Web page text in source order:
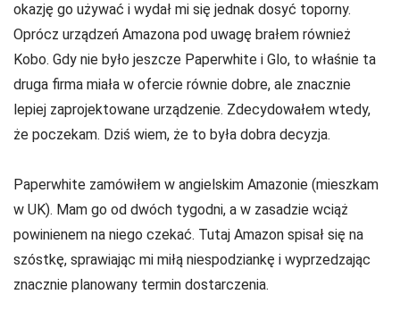
okazję go używać i wydał mi się jednak dosyć toporny.
Oprócz urządzeń Amazona pod uwagę brałem również
Kobo. Gdy nie było jeszcze Paperwhite i Glo, to właśnie ta
druga firma miała w ofercie równie dobre, ale znacznie
lepiej zaprojektowane urządzenie. Zdecydowałem wtedy,
że poczekam. Dziś wiem, że to była dobra decyzja.
Paperwhite zamówiłem w angielskim Amazonie (mieszkam
w UK). Mam go od dwóch tygodni, a w zasadzie wciąż
powinienem na niego czekać. Tutaj Amazon spisał się na
szóstkę, sprawiając mi miłą niespodziankę i wyprzedzając
znacznie planowany termin dostarczenia.